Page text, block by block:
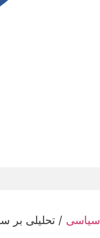
سیاسی / تحلیلی بر